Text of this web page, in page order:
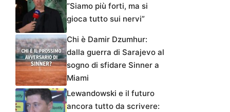
“Siamo più forti, ma si
gioca tutto sui nervi”
Chi è Damir Dzumhur:
dalla guerra di Sarajevo al
sogno di sfidare Sinner a
Miami
Lewandowski e il futuro
ancora tutto da scrivere: